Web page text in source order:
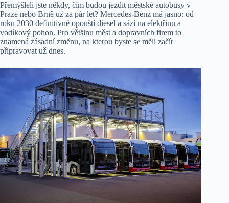
Přemýšleli jste někdy, čím budou jezdit městské autobusy v
Praze nebo Brně už za pár let? Mercedes-Benz má jasno: od
roku 2030 definitivně opouští diesel a sází na elektřinu a
vodíkový pohon. Pro většinu měst a dopravních firem to
znamená zásadní změnu, na kterou byste se měli začít
připravovat už dnes.